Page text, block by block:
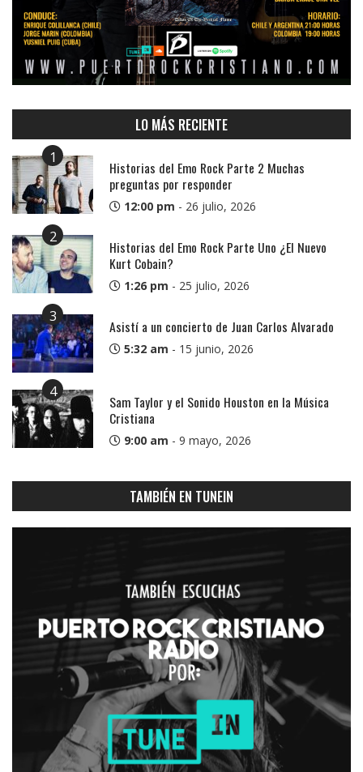
LO MÁS RECIENTE
1
Historias del Emo Rock Parte 2 Muchas
preguntas por responder
12:00 pm - 26 julio, 2026
2
Historias del Emo Rock Parte Uno ¿El Nuevo
Kurt Cobain?
1:26 pm - 25 julio, 2026
3
Asistí a un concierto de Juan Carlos Alvarado
5:32 am - 15 junio, 2026
4
Sam Taylor y el Sonido Houston en la Música
Cristiana
9:00 am - 9 mayo, 2026
TAMBIÉN EN TUNEIN